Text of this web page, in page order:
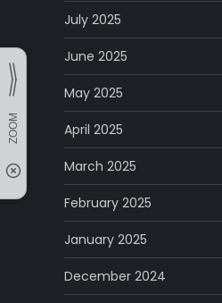
July 2025
June 2025
May 2025
April 2025
March 2025
February 2025
January 2025
December 2024